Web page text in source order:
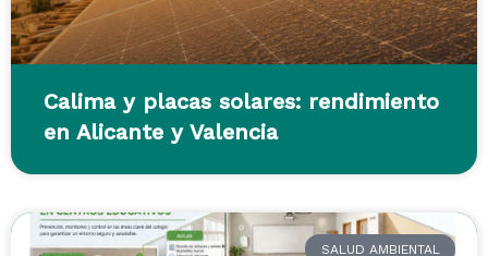
Calima y placas solares: rendimiento
en Alicante y Valencia
SALUD AMBIENTAL